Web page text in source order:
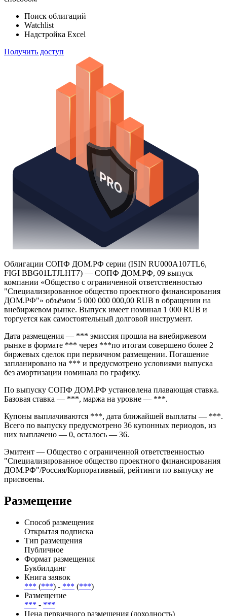
Отслеживайте свой портфель наиболее эффективным
способом
Поиск облигаций
Надстройка Excel
Получить доступ
Облигации СОПФ ДОМ.РФ серии (ISIN RU000A107TL6,
FIGI BBG01LTJLHT7) — СОПФ ДОМ.РФ, 09 выпуск
компании «Общество с ограниченной ответственностью
ДОМ.РФ"» объёмом 5 000 000 000,00 RUB в обращении на
внебиржевом рынке. Выпуск имеет номинал 1 000 RUB и
торгуется как самостоятельный долговой инструмент.
Дата размещения — *** эмиссия прошла на внебиржевом
биржевых сделок при первичном размещении. Погашение
запланировано на *** и предусмотрено условиями выпуска
По выпуску СОПФ ДОМ.РФ установлена плавающая ставка.
Базовая ставка — ***, маржа на уровне — ***.
Купоны выплачиваются ***, дата ближайшей выплаты — ***.
Всего по выпуску предусмотрено 36 купонных периодов, из
них выплачено — 0, осталось — 36.
"Специализированное общество проектного финансирования
ДОМ.РФ"/Россия/Корпоративный, рейтинги по выпуску не
Размещение
Способ размещения
Открытая подписка
Тип размещения
Публичное
Формат размещения
Букбилдинг
Книга заявок